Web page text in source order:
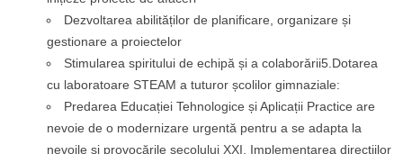
Dezvoltarea abilităților de planificare, organizare și
gestionare a proiectelor
Stimularea spiritului de echipă și a colaborării5.Dotarea
cu laboratoare STEAM a tuturor școlilor gimnaziale:
Predarea Educației Tehnologice și Aplicații Practice are
nevoie de o modernizare urgentă pentru a se adapta la
nevoile și provocările secolului XXI. Implementarea direcțiilor